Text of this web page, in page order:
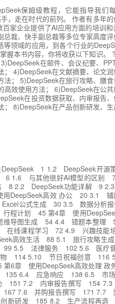
保姆级教程，它能指导我们
，走在时代的前列。 作者有多年
家企业提供了AI应用方面的培训
裁、快手副总裁等多位专家高度
领域的应用，到各个行业的
握本书内容，你将收获以下知识。
在邮件、会议纪要、
4)DeepSeek在文献摘要、论文
； 5)DeepSeek在旅行攻略、膳
效使用方法； 6)DeepSeek在公
在投资数据获取、内审报告
8)DeepSeek在产品创新研发、
1 1.2 DeepSeek开
1.6 与其他很好AI模型的区别
8 2.2 DeepSeek功能详解 9
DeepSeek高效 办公 20 3.1
公式生成 30 3.5 数据分析
程计划 45 第4章 使用
导图生成 54 4.4 错题本整理
线课程学习 72 4.9 兴趣技能
高效生活 88 5.1 旅行攻略生
5.5 法律服务 102 5.6 医疗
114 5.10 节日祝福创意 116
6章 使用DeepSeek高效处理
6.4 应急响应 138 6.5 市
151 7.2 内审报告撰写 154 7.3
7.6 并购报告撰写 171 7.7
新研发 185 8.2 生产流程再造